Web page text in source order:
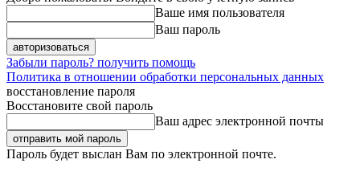
Ваше имя пользователя
Ваш пароль
Забыли пароль? получить помощь
Политика в отношении обработки персональных данных
восстановление пароля
Восстановите свой пароль
Ваш адрес электронной почты
Пароль будет выслан Вам по электронной почте.